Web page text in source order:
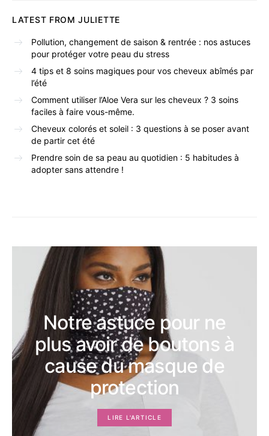
LATEST FROM JULIETTE
Pollution, changement de saison & rentrée : nos astuces
pour protéger votre peau du stress
4 tips et 8 soins magiques pour vos cheveux abîmés par
l’été
Comment utiliser l’Aloe Vera sur les cheveux ? 3 soins
faciles à faire vous-même.
Cheveux colorés et soleil : 3 questions à se poser avant
de partir cet été
Prendre soin de sa peau au quotidien : 5 habitudes à
adopter sans attendre !
Notre astuce pour ne
plus avoir de boutons à
cause du masque de
protection
LIRE L'ARTICLE